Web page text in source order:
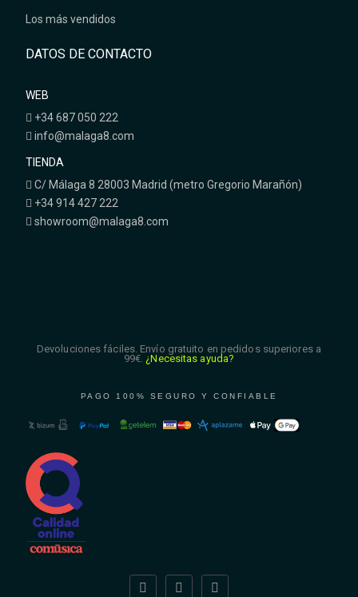
Los más vendidos
DATOS DE CONTACTO
WEB
+34 687 050 222
info@malaga8.com
TIENDA
C/ Málaga 8 28003 Madrid (metro Gregorio Marañón)
+34 914 427 222
showroom@malaga8.com
Devoluciones fáciles. Envío gratuito en pedidos superiores a
99€. ¿Necesitas ayuda?
PAGO 100% SEGURO Y CONFIABLE